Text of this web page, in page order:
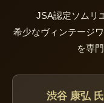
JSA認定ソムリ
希少なヴィンテージ
を専
渋谷 康弘 氏